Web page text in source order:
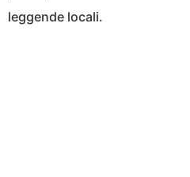
leggende locali.